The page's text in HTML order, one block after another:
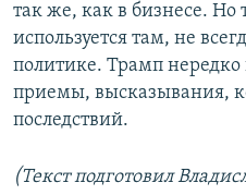
так же, как в бизнесе. Но
используется там, не
политике. Трамп нередко
приемы, высказывания,
последствий.
(Текст подготовил